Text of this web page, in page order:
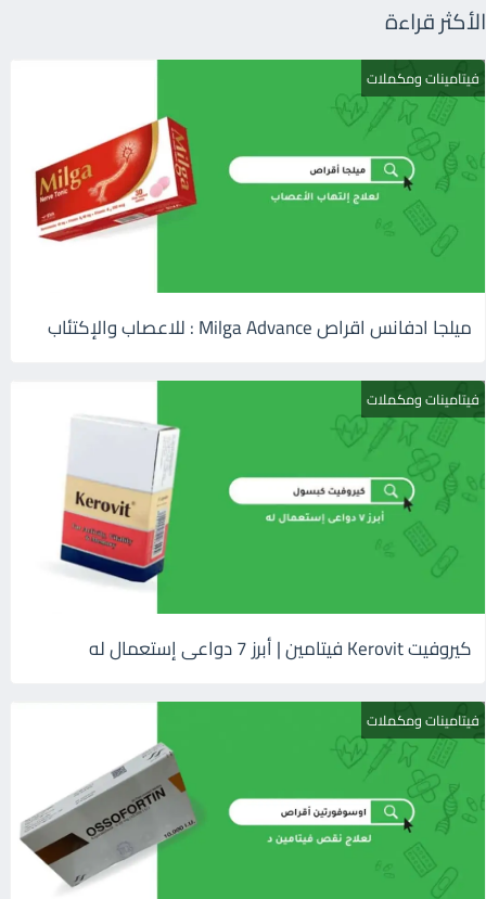
الأكثر قراءة
فيتامينات ومكملات
ميلجا ادفانس اقراص Milga Advance : للاعصاب والإكتئاب
فيتامينات ومكملات
كيروفيت Kerovit فيتامين | أبرز 7 دواعى إستعمال له
فيتامينات ومكملات